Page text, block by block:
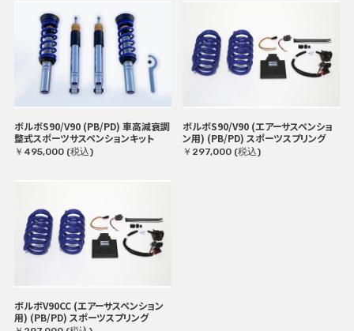
ボルボS90/V90 (PB/PD) 車高減衰調
整式スポーツサスペンションキット
￥495,000 (税込)
ボルボS90/V90 (エアーサスペンショ
ン用) (PB/PD) スポーツスプリング
￥297,000 (税込)
ボルボV90CC (エアーサスペンション
用) (PB/PD) スポーツスプリング